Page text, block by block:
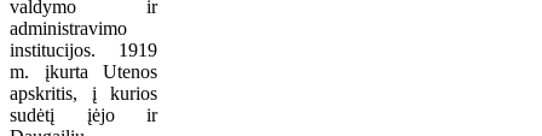
valdymo ir
administravimo
institucijos. 1919
m. įkurta Utenos
apskritis, į kurios
sudėtį įėjo ir